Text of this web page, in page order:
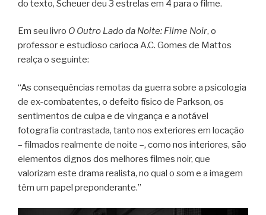
do texto, Scheuer deu 3 estrelas em 4 para o filme.
Em seu livro O Outro Lado da Noite: Filme Noir, o
professor e estudioso carioca A.C. Gomes de Mattos
realça o seguinte:
“As consequências remotas da guerra sobre a psicologia
de ex-combatentes, o defeito físico de Parkson, os
sentimentos de culpa e de vingança e a notável
fotografia contrastada, tanto nos exteriores em locação
– filmados realmente de noite –, como nos interiores, são
elementos dignos dos melhores filmes noir, que
valorizam este drama realista, no qual o som e a imagem
têm um papel preponderante.”